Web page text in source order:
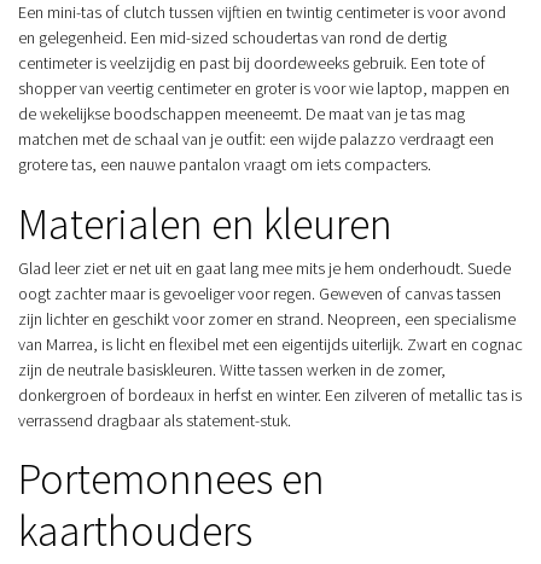
Een mini-tas of clutch tussen vijftien en twintig centimeter is voor avond
en gelegenheid. Een mid-sized schoudertas van rond de dertig
centimeter is veelzijdig en past bij doordeweeks gebruik. Een tote of
shopper van veertig centimeter en groter is voor wie laptop, mappen en
de wekelijkse boodschappen meeneemt. De maat van je tas mag
matchen met de schaal van je outfit: een wijde palazzo verdraagt een
grotere tas, een nauwe pantalon vraagt om iets compacters.
Materialen en kleuren
Glad leer ziet er net uit en gaat lang mee mits je hem onderhoudt. Suede
oogt zachter maar is gevoeliger voor regen. Geweven of canvas tassen
zijn lichter en geschikt voor zomer en strand. Neopreen, een specialisme
van Marrea, is licht en flexibel met een eigentijds uiterlijk. Zwart en cognac
zijn de neutrale basiskleuren. Witte tassen werken in de zomer,
donkergroen of bordeaux in herfst en winter. Een zilveren of metallic tas is
verrassend dragbaar als statement-stuk.
Portemonnees en
kaarthouders